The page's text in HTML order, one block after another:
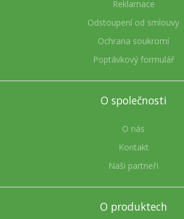
Reklamace
Odstoupení od smlouvy
Ochrana soukromí
Poptávkový formulář
O společnosti
O nás
Kontakt
Naši partneři
O produktech